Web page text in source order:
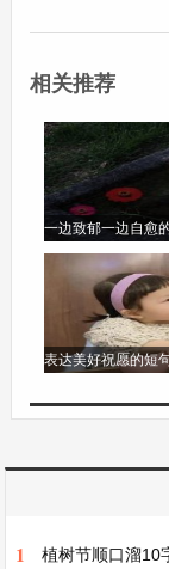
译文
赵普性情沉
薄，但是他
宋初，在相
比。
宋朝初年，
相关推荐
1 植树节顺口溜10